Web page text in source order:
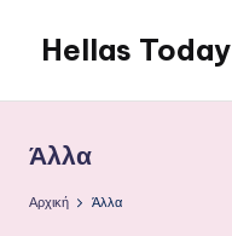
Μετάβαση
περιεχόμενο
Hellas Today
Άλλα
Αρχική Άλλα